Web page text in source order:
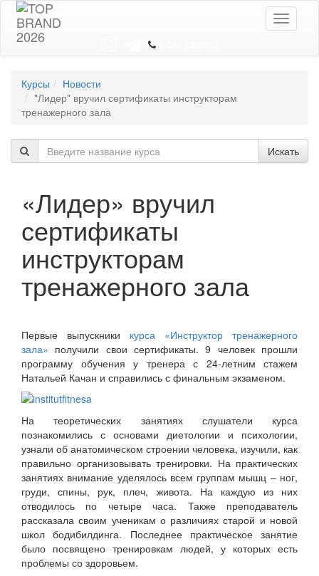
Toggle
Курсы
Новости
"Лидер" вручил сертификаты инструкторам
тренажерного зала
Искать
«Лидер» вручил
сертификаты
инструкторам
тренажерного зала
Первые выпускники курса «Инструктор тренажерного
зала» получили свои сертификаты. 9 человек прошли
программу обучения у тренера с 24-летним стажем
Натальей Качан и справились с финальным экзаменом.
На теоретических занятиях слушатели курса
познакомились с основами диетологии и психологии,
узнали об анатомическом строении человека, изучили, как
правильно организовывать тренировки. На практических
занятиях внимание уделялось всем группам мышц – ног,
груди, спины, рук, плеч, живота. На каждую из них
отводилось по четыре часа. Также преподаватель
рассказала своим ученикам о различиях старой и новой
школ бодибилдинга. Последнее практическое занятие
было посвящено тренировкам людей, у которых есть
проблемы со здоровьем.